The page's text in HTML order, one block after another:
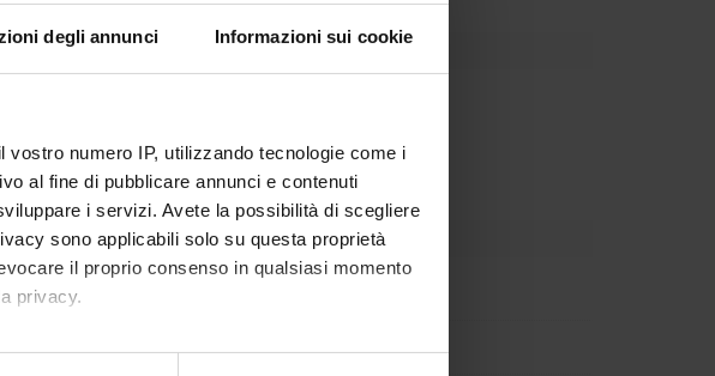
degli annunci Informazioni sui cookie
numero IP, utilizzando tecnologie come i
al fine di pubblicare annunci e contenuti
i servizi. Avete la possibilità di scegliere
sono applicabili solo su questa proprietà
il proprio consenso in qualsiasi momento
privacy.